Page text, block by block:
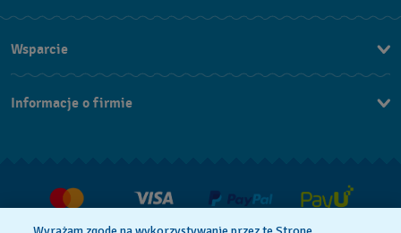
Wsparcie
FAQ
Warunki sprzedaży
Informacje o firmie